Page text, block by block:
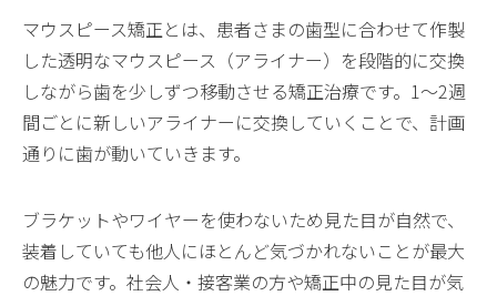
マウスピース矯正とは、患者さまの歯型に合わせて作製
した透明なマウスピース（アライナー）を段階的に交換
しながら歯を少しずつ移動させる矯正治療です。1〜2週
間ごとに新しいアライナーに交換していくことで、計画
通りに歯が動いていきます。
ブラケットやワイヤーを使わないため見た目が自然で、
装着していても他人にほとんど気づかれないことが最大
の魅力です。社会人・接客業の方や矯正中の見た目が気